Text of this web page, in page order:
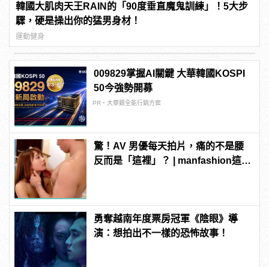
韓國大肌肉天王RAIN的「90度垂直魔鬼訓練」！5大步
驟，硬是操出你的猛男身材！
運動健身
009829掌握AI關鍵 大華韓國KOSPI
50今強勢開募
PR・大華銀全能行銷方案
驚！AV 男優每天拍片，痛的不是腰
反而是「這裡」？ | manfashion這樣
勇奪越南年度票房冠軍《陰眼》導
演：想拍出不一樣的恐怖故事！